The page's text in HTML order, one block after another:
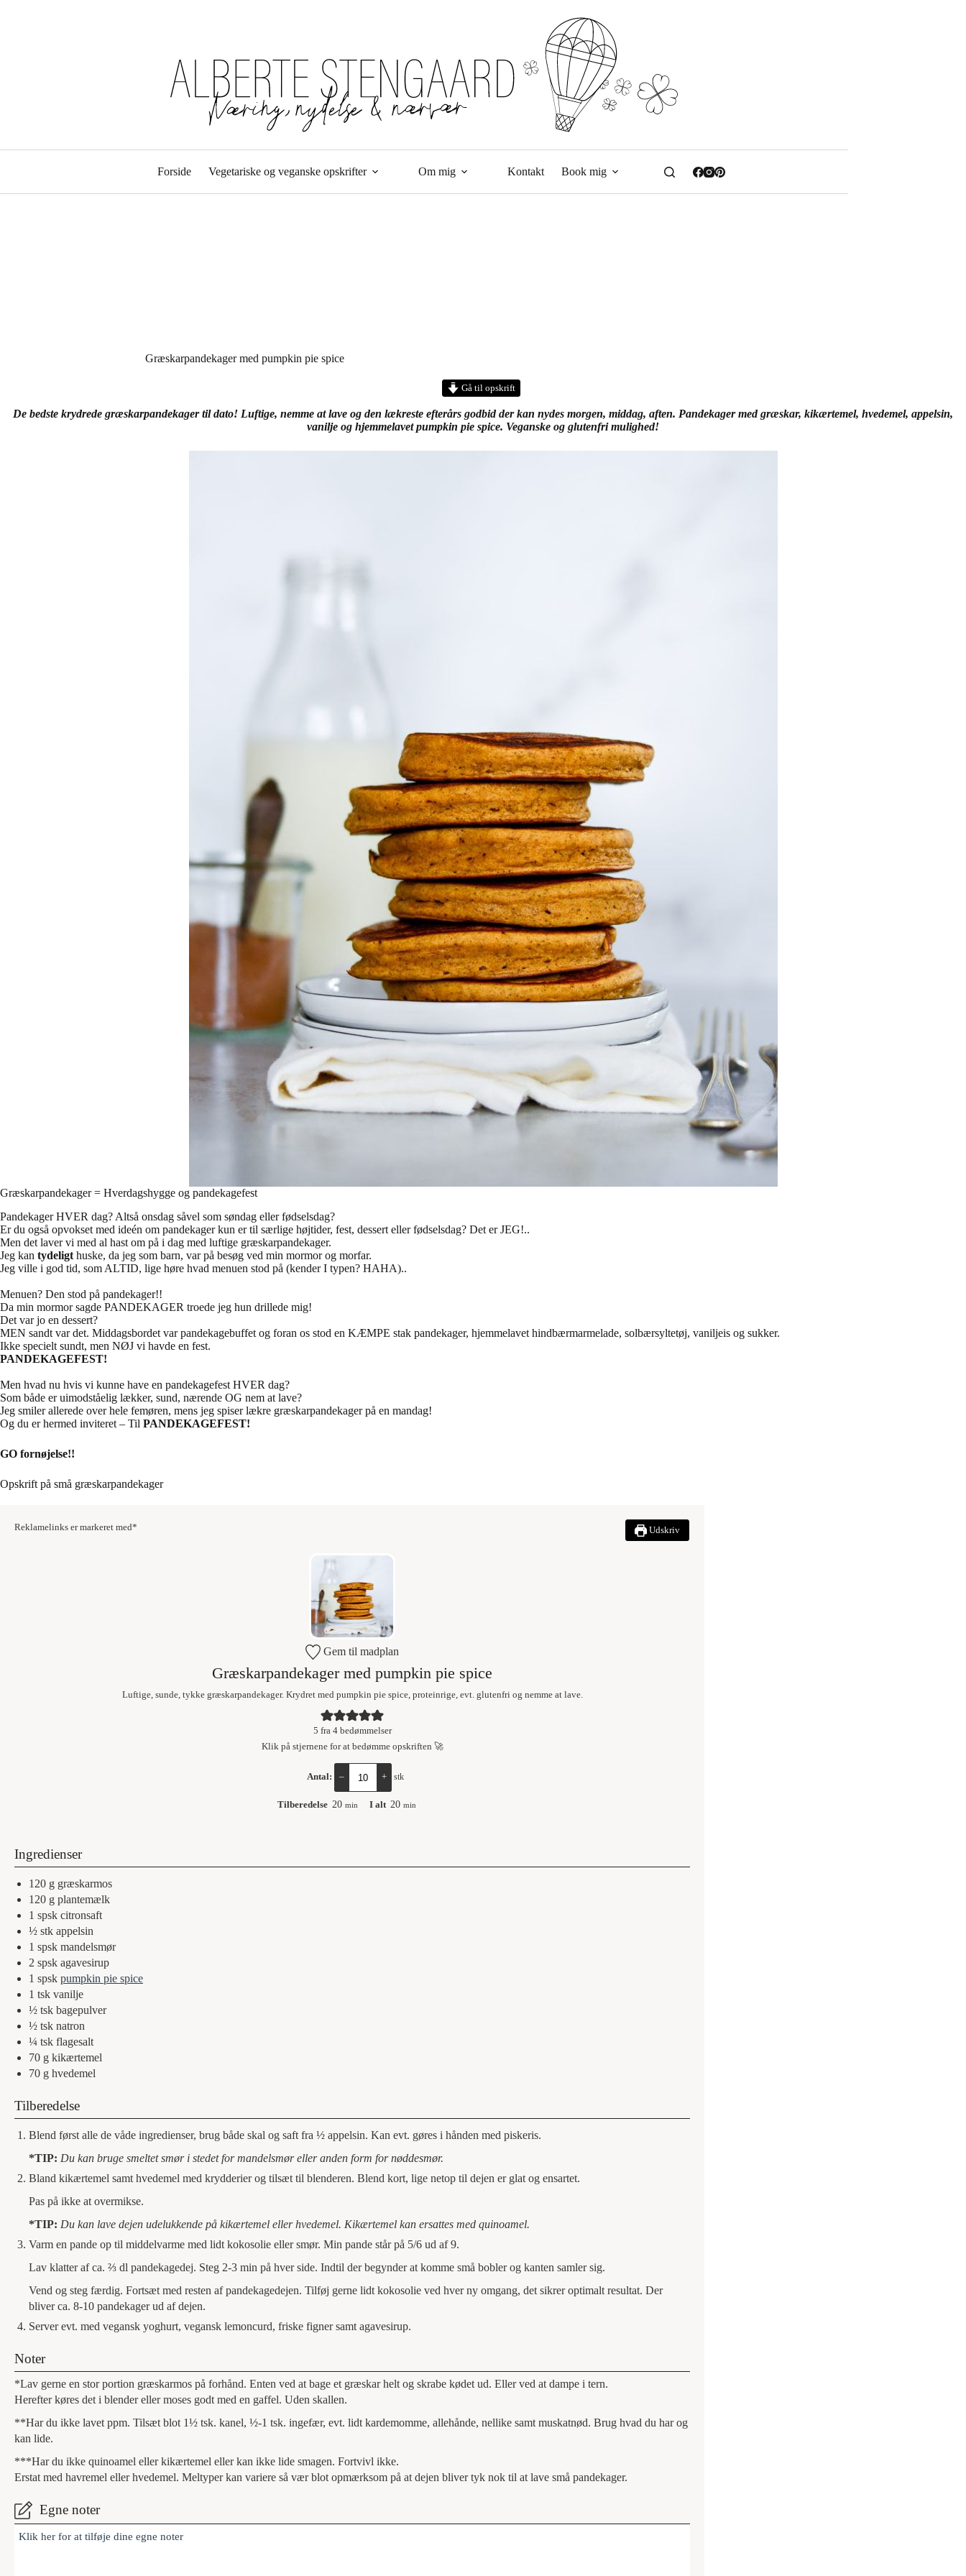
Forside Vegetariske og veganske opskrifter Om mig Kontakt Book mig
Græskarpandekager med pumpkin pie spice
Gå til opskrift
De bedste krydrede græskarpandekager til dato! Luftige, nemme at lave og den lækreste efterårs godbid der kan nydes morgen, middag, aften. Pandekager med græskar, kikærtemel, hvedemel, appelsin,
vanilje og hjemmelavet pumpkin pie spice. Veganske og glutenfri mulighed!
Græskarpandekager = Hverdagshygge og pandekagefest
Pandekager HVER dag? Altså onsdag såvel som søndag eller fødselsdag?
Er du også opvokset med ideén om pandekager kun er til særlige højtider, fest, dessert eller fødselsdag? Det er JEG!..
Men det laver vi med al hast om på i dag med luftige græskarpandekager.
Jeg kan tydeligt huske, da jeg som barn, var på besøg ved min mormor og morfar.
Jeg ville i god tid, som ALTID, lige høre hvad menuen stod på (kender I typen? HAHA)..
Menuen? Den stod på pandekager!!
Da min mormor sagde PANDEKAGER troede jeg hun drillede mig!
Det var jo en dessert?
MEN sandt var det. Middagsbordet var pandekagebuffet og foran os stod en KÆMPE stak pandekager, hjemmelavet hindbærmarmelade, solbærsyltetøj, vaniljeis og sukker.
Ikke specielt sundt, men NØJ vi havde en fest.
PANDEKAGEFEST!
Men hvad nu hvis vi kunne have en pandekagefest HVER dag?
Som både er uimodståelig lækker, sund, nærende OG nem at lave?
Jeg smiler allerede over hele femøren, mens jeg spiser lækre græskarpandekager på en mandag!
Og du er hermed inviteret – Til PANDEKAGEFEST!
GO fornøjelse!!
Opskrift på små græskarpandekager
Reklamelinks er markeret med* Udskriv
Gem til madplan
Græskarpandekager med pumpkin pie spice
Luftige, sunde, tykke græskarpandekager. Krydret med pumpkin pie spice, proteinrige, evt. glutenfri og nemme at lave.
5 fra 4bedømmelser
Klik på stjernene for at bedømme opskriften 🚀
Antal: – + stk
Tilberedelse 20 min I alt 20 min
Ingredienser
120 g græskarmos
120 g plantemælk
1 spsk citronsaft
½ stk appelsin
1 spsk mandelsmør
2 spsk agavesirup
1 spsk pumpkin pie spice
1 tsk vanilje
½ tsk bagepulver
½ tsk natron
¼ tsk flagesalt
70 g kikærtemel
70 g hvedemel
Tilberedelse
Blend først alle de våde ingredienser, brug både skal og saft fra ½ appelsin. Kan evt. gøres i hånden med piskeris.
*TIP: Du kan bruge smeltet smør i stedet for mandelsmør eller anden form for nøddesmør.
Bland kikærtemel samt hvedemel med krydderier og tilsæt til blenderen. Blend kort, lige netop til dejen er glat og ensartet.
Pas på ikke at overmikse.
*TIP: Du kan lave dejen udelukkende på kikærtemel eller hvedemel. Kikærtemel kan ersattes med quinoamel.
Varm en pande op til middelvarme med lidt kokosolie eller smør. Min pande står på 5/6 ud af 9.
Lav klatter af ca. ⅔ dl pandekagedej. Steg 2-3 min på hver side. Indtil der begynder at komme små bobler og kanten samler sig.
Vend og steg færdig. Fortsæt med resten af pandekagedejen. Tilføj gerne lidt kokosolie ved hver ny omgang, det sikrer optimalt resultat. Der
bliver ca. 8-10 pandekager ud af dejen.
Server evt. med vegansk yoghurt, vegansk lemoncurd, friske figner samt agavesirup.
Noter
*Lav gerne en stor portion græskarmos på forhånd. Enten ved at bage et græskar helt og skrabe kødet ud. Eller ved at dampe i tern.
Herefter køres det i blender eller moses godt med en gaffel. Uden skallen.
**Har du ikke lavet ppm. Tilsæt blot 1½ tsk. kanel, ½-1 tsk. ingefær, evt. lidt kardemomme, allehånde, nellike samt muskatnød. Brug hvad du har og
kan lide.
***Har du ikke quinoamel eller kikærtemel eller kan ikke lide smagen. Fortvivl ikke.
Erstat med havremel eller hvedemel. Meltyper kan variere så vær blot opmærksom på at dejen bliver tyk nok til at lave små pandekager.
Egne noter
Klik her for at tilføje dine egne noter